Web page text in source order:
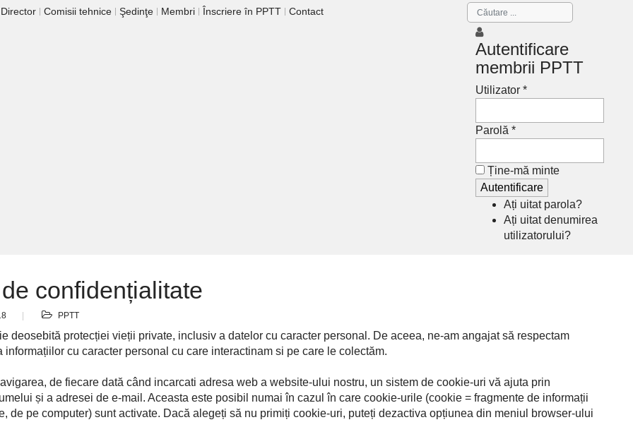
Comisii tehnice Şedinţe Membri Înscriere în PPTT Contact
Autentificare
membrii PPTT
Utilizator *
Parolă *
Ține-mă minte
Ați uitat parola?
Ați uitat denumirea
utilizatorului?
confidențialitate
PPTT
deosebită protecției vieții private, inclusiv a datelor cu caracter personal. De aceea, ne-am angajat să respectam
informațiilor cu caracter personal cu care interactinam si pe care le colectăm.
de fiecare dată când incarcati adresa web a website-ului nostru, un sistem de cookie-uri vă ajuta prin
și a adresei de e-mail. Aceasta este posibil numai în cazul în care cookie-urile (cookie = fragmente de informații
de pe computer) sunt activate. Dacă alegeți să nu primiți cookie-uri, puteți dezactiva opțiunea din meniul browser-ului